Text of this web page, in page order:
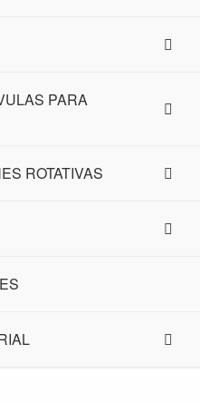
PARA
ROTATIVAS